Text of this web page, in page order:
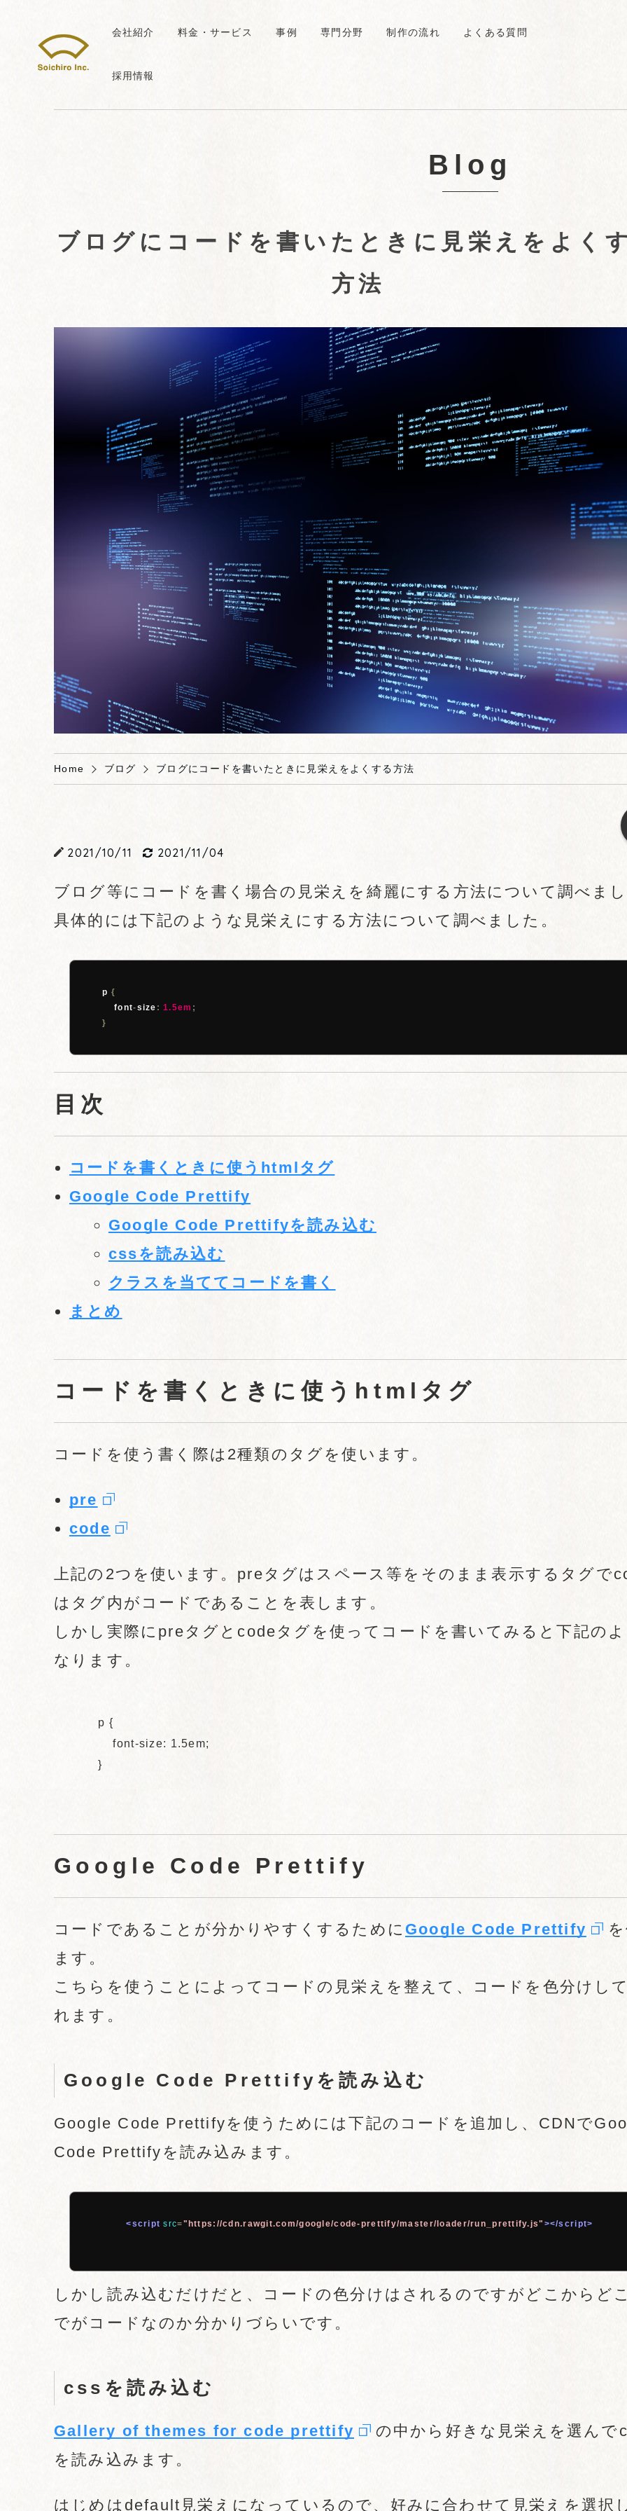
会社紹介 料金・サービス 事例 専門分野 制作の流れ よくある質問
採用情報
Blog
ブログにコードを書いたときに見栄えをよく
方法
Home ブログ ブログにコードを書いたときに見栄えをよくする方法
2021/10/11 2021/11/04
ブログ等にコードを書く場合の見栄えを綺麗にする方法について調べま
具体的には下記のような見栄えにする方法について調べました。
        p
{
            font
-size : 1.5em ;
}
目次
コードを書くときに使うhtmlタグ
Google Code Prettify
Google Code Prettifyを読み込む
cssを読み込む
クラスを当ててコードを書く
まとめ
コードを書くときに使うhtmlタグ
コードを使う書く際は2種類のタグを使います。
pre
code
上記の2つを使います。preタグはスペース等をそのまま表示するタグで
はタグ内がコードであることを表します。
しかし実際にpreタグとcodeタグを使ってコードを書いてみると下記の
なります。
                font-size: 1.5em;
            }
Google Code Prettify
コードであることが分かりやすくするために Google Code Prettify
ます。
こちらを使うことによってコードの見栄えを整えて、コードを色分けし
れます。
Google Code Prettifyを読み込む
Google Code Prettifyを使うためには下記のコードを追加し、CDNで
Code Prettifyを読み込みます。
<script src="https://cdn.rawgit.com/google/code-prettify/master/loader/run_prettify.js" ></script>
しかし読み込むだけだと、コードの色分けはされるのですがどこからど
でがコードなのか分かりづらいです。
cssを読み込む
Gallery of themes for code prettify
の中から好きな見栄えを選んで
を読み込みます。
はじめはdefault見栄えになっているので、好みに合わせて見栄えを選択